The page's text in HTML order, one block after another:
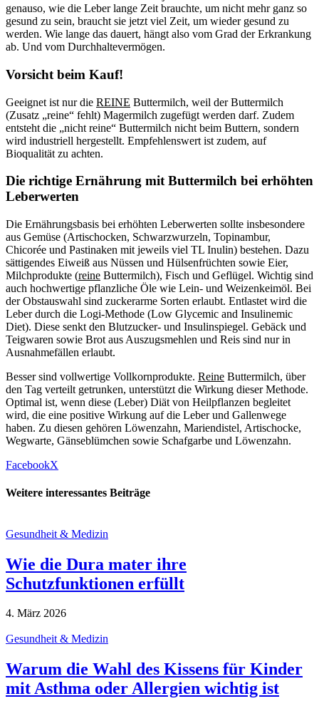
genauso, wie die Leber lange Zeit brauchte, um nicht mehr ganz so
gesund zu sein, braucht sie jetzt viel Zeit, um wieder gesund zu
werden. Wie lange das dauert, hängt also vom Grad der Erkrankung
ab. Und vom Durchhaltevermögen.
Vorsicht beim Kauf!
Geeignet ist nur die REINE Buttermilch, weil der Buttermilch
(Zusatz „reine“ fehlt) Magermilch zugefügt werden darf. Zudem
entsteht die „nicht reine“ Buttermilch nicht beim Buttern, sondern
wird industriell hergestellt. Empfehlenswert ist zudem, auf
Bioqualität zu achten.
Die richtige Ernährung mit Buttermilch bei erhöhten
Leberwerten
Die Ernährungsbasis bei erhöhten Leberwerten sollte insbesondere
aus Gemüse (Artischocken, Schwarzwurzeln, Topinambur,
Chicorée und Pastinaken mit jeweils viel TL Inulin) bestehen. Dazu
sättigendes Eiweiß aus Nüssen und Hülsenfrüchten sowie Eier,
Milchprodukte (reine Buttermilch), Fisch und Geflügel. Wichtig sind
auch hochwertige pflanzliche Öle wie Lein- und Weizenkeimöl. Bei
der Obstauswahl sind zuckerarme Sorten erlaubt. Entlastet wird die
Leber durch die Logi-Methode (Low Glycemic and Insulinemic
Diet). Diese senkt den Blutzucker- und Insulinspiegel. Gebäck und
Teigwaren sowie Brot aus Auszugsmehlen und Reis sind nur in
Ausnahmefällen erlaubt.
Besser sind vollwertige Vollkornprodukte. Reine Buttermilch, über
den Tag verteilt getrunken, unterstützt die Wirkung dieser Methode.
Optimal ist, wenn diese (Leber) Diät von Heilpflanzen begleitet
wird, die eine positive Wirkung auf die Leber und Gallenwege
haben. Zu diesen gehören Löwenzahn, Mariendistel, Artischocke,
Wegwarte, Gänseblümchen sowie Schafgarbe und Löwenzahn.
FacebookX
Weitere interessantes Beiträge
Gesundheit & Medizin
Wie die Dura mater ihre
Schutzfunktionen erfüllt
4. März 2026
Gesundheit & Medizin
Warum die Wahl des Kissens für Kinder
mit Asthma oder Allergien wichtig ist